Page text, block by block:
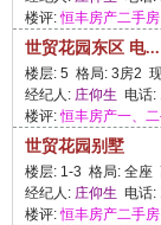
楼评:恒丰房产二手
世贸花园东区 电...
楼层: 5 格局: 3房2
经纪人: 庄仰生 电话
楼评:恒丰房产一、
世贸花园别墅
楼层: 1-3 格局: 全座
经纪人: 庄仰生 电话
楼评:恒丰房产二手